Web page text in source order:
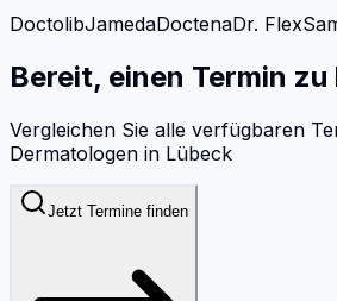
DoctolibJamedaDoctenaDr. Flex
Bereit, einen Termin zu
Vergleichen Sie alle verfügbaren
Dermatologen in Lübeck
Jetzt Termine finden